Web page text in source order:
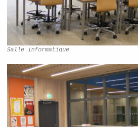
Salle informatique